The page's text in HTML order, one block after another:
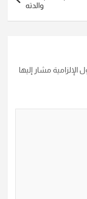
والدته
الإلزامية مشار إليها